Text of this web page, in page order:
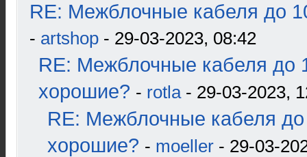
RE: Межблочные кабеля до
- artshop - 29-03-2023, 08:42
RE: Межблочные кабеля до
хорошие? - rotla- 29-03-2023,
RE: Межблочные кабеля до
хорошие? - moeller - 29-03-